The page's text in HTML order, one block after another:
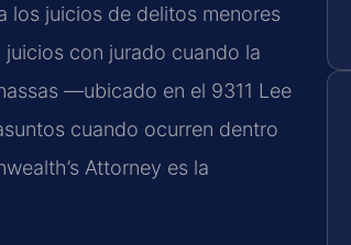
los juicios de delitos menores
con jurado cuando la
—ubicado en el 9311 Lee
cuando ocurren dentro
Attorney es la